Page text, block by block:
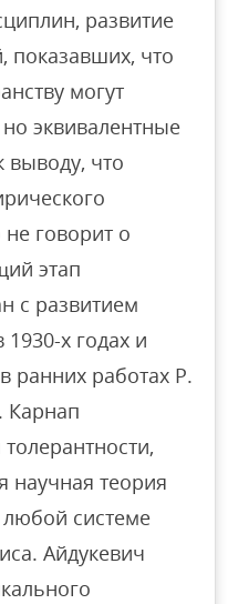
развитие
показавших, что
могут
эквивалентные
выводу, что
говорит о
этап
с развитием
х годах и
ранних работах Р.
Карнап
научная теория
системе
Айдукевич